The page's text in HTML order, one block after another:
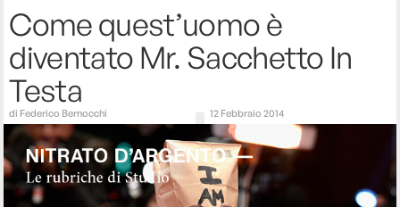
Come quest’uomo è
diventato Mr. Sacchetto In
Testa
di Federico Bernocchi 12 Febbraio 2014